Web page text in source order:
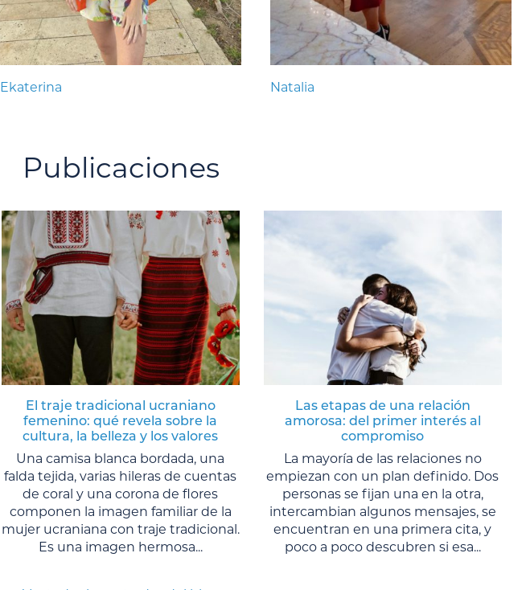
Ekaterina Natalia
Publicaciones
El traje tradicional ucraniano
femenino: qué revela sobre la
cultura, la belleza y los valores
Una camisa blanca bordada, una
falda tejida, varias hileras de cuentas
de coral y una corona de flores
componen la imagen familiar de la
mujer ucraniana con traje tradicional.
Es una imagen hermosa...
Las etapas de una relación
amorosa: del primer interés al
compromiso
La mayoría de las relaciones no
empiezan con un plan definido. Dos
personas se fijan una en la otra,
intercambian algunos mensajes, se
encuentran en una primera cita, y
poco a poco descubren si esa...